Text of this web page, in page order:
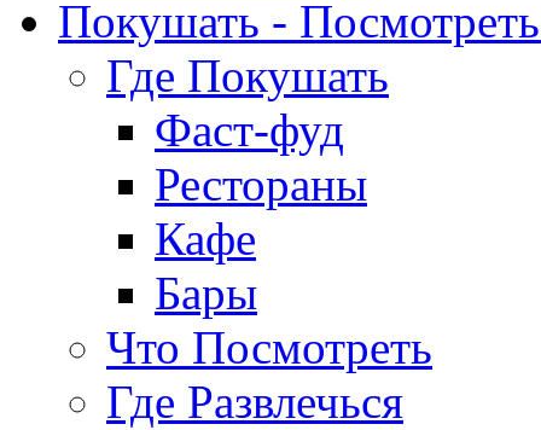
Покушать - Посмотреть
Где Покушать
Фаст-фуд
Рестораны
Кафе
Бары
Что Посмотреть
Где Развлечься